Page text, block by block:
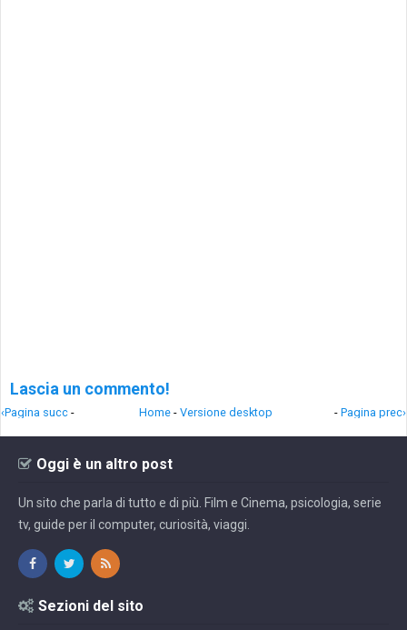
Lascia un commento!
‹Pagina succ - - Pagina prec›
Home - Versione desktop
Oggi è un altro post
Un sito che parla di tutto e di più. Film e Cinema, psicologia, serie
tv, guide per il computer, curiosità, viaggi.
Sezioni del sito